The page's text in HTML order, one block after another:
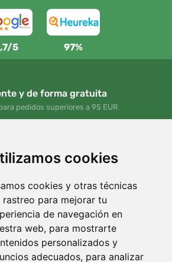
cookies
cookies y otras técnicas
rastreo para mejorar tu
de navegación en
web, para mostrarte
personalizados y
adecuados, para analizar
5 97%
y de forma gratuita
pedidos superiores a 95 EUR
gratuitos
o cambiar su pedido en cualquier momento
días
Trees.org
plantamos un árbol. Leer más